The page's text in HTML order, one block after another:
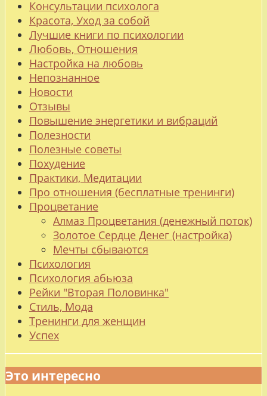
Консультации психолога
Красота, Уход за собой
Лучшие книги по психологии
Любовь, Отношения
Настройка на любовь
Непознанное
Новости
Отзывы
Повышение энергетики и вибраций
Полезности
Полезные советы
Похудение
Практики, Медитации
Про отношения (бесплатные тренинги)
Процветание
Алмаз Процветания (денежный поток)
Золотое Сердце Денег (настройка)
Мечты сбываются
Психология
Психология абьюза
Рейки "Вторая Половинка"
Стиль, Мода
Тренинги для женщин
Успех
Это интересно